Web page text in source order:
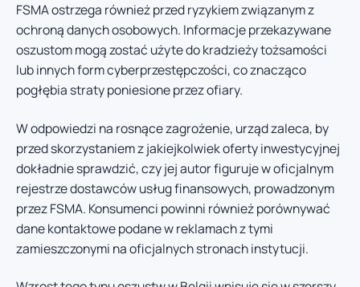
FSMA ostrzega również przed ryzykiem związanym z
ochroną danych osobowych. Informacje przekazywane
oszustom mogą zostać użyte do kradzieży tożsamości
lub innych form cyberprzestępczości, co znacząco
pogłębia straty poniesione przez ofiary.
W odpowiedzi na rosnące zagrożenie, urząd zaleca, by
przed skorzystaniem z jakiejkolwiek oferty inwestycyjnej
dokładnie sprawdzić, czy jej autor figuruje w oficjalnym
rejestrze dostawców usług finansowych, prowadzonym
przez FSMA. Konsumenci powinni również porównywać
dane kontaktowe podane w reklamach z tymi
zamieszczonymi na oficjalnych stronach instytucji.